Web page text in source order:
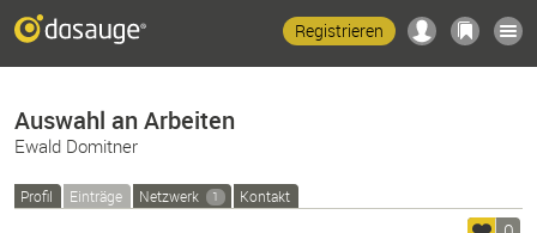
Registrieren
Auswahl an Arbeiten
Ewald Domitner
Profil Einträge Netzwerk 1 Kontakt